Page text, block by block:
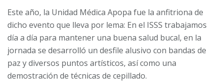
Este año, la Unidad Médica Apopa fue la anfitriona de
dicho evento que lleva por lema: En el ISSS trabajamos
día a día para mantener una buena salud bucal, en la
jornada se desarrolló un desfile alusivo con bandas de
paz y diversos puntos artísticos, así como una
demostración de técnicas de cepillado.